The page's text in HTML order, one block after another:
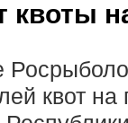
квоты
квот